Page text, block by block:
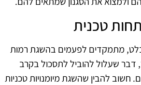
טכנית
בלט, מתמקדים לפעמים בהשגת רמות
דבר שעלול להוביל לתסכול בקרב
חשוב להבין שהשגת מיומנויות טכניות